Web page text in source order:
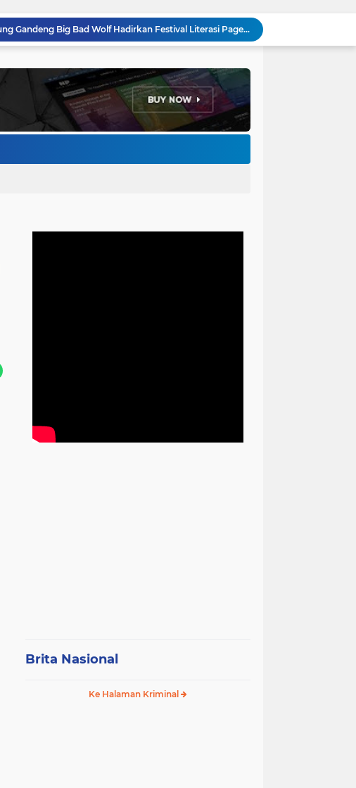
Pemkot Bandung Gandeng Big Bad Wolf Hadirkan Festival Literasi Pages and Plates
H. Bagus Machdiyantoro Resmi Pimpin Komunitas BBC Periode 2026–2031, Siap Perkuat Solidaritas dan Hadirkan Program Nyata untuk Masyarakat
Hikmah Setelah Ibadah Salat Jumat: Momentum Memperkuat Iman dan Kepedulian Sosial
Penataan Kabel Udara FO di Cimahi Capai 15 KM, Target Kota Bebas Kabel Semrawut
Menakar Udara dan Tanah di Kaki Manglayang: Minimnya Tutupan Pohon di Blok Padaemut-Cigupakan Tingkatkan Risiko Klimatologi dan Ekologi
Brita Nasional
Ke Halaman Kriminal